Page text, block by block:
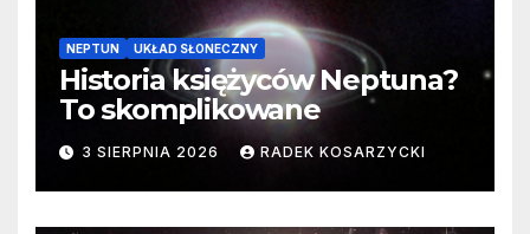
NEPTUN UKŁAD SŁONECZNY
Historia księżyców Neptuna?
To skomplikowane
3 SIERPNIA 2026 RADEK KOSARZYCKI